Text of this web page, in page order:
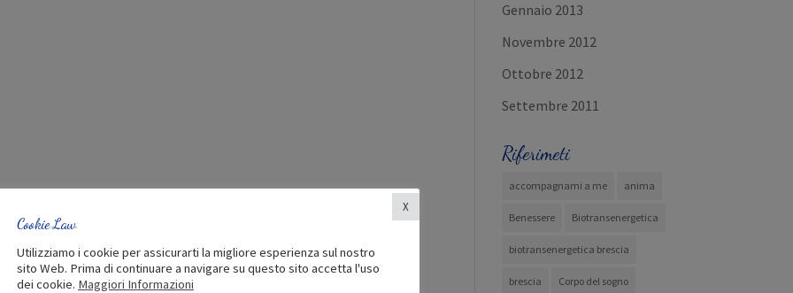
Gennaio 2013
Novembre 2012
Ottobre 2012
Settembre 2011
Riferimeti
accompagnami a me anima
Benessere Biotransenergetica
biotransenergetica brescia
brescia Corpo del sogno
Cookie Law
Utilizziamo i cookie per assicurarti la migliore esperienza sul nostro
sito Web. Prima di continuare a navigare su questo sito accetta l'uso
dei cookie. Maggiori Informazioni
X